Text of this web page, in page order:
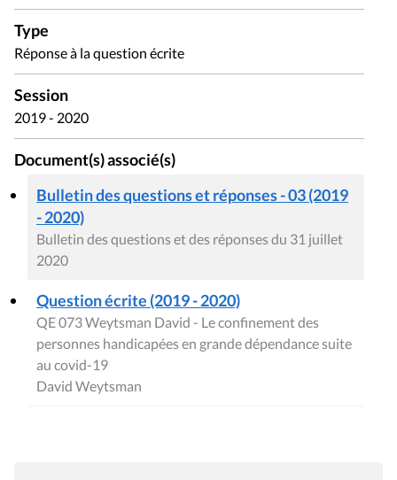
Type
Réponse à la question écrite
Session
2019 - 2020
Document(s) associé(s)
Bulletin des questions et réponses - 03 (2019
- 2020)
Bulletin des questions et des réponses du 31 juillet
2020
Question écrite (2019 - 2020)
QE 073 Weytsman David - Le confinement des
personnes handicapées en grande dépendance suite
au covid-19
David Weytsman